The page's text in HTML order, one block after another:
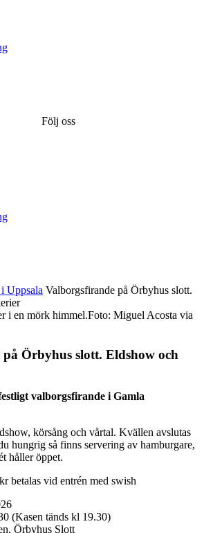
Följ oss
Uppsala Valborgsfirande på Örbyhus slott.
Foto: Miguel Acosta via
Örbyhus slott. Eldshow och
valborgsfirande i Gamla
körsång och vårtal. Kvällen avslutas
hungrig så finns servering av hamburgare,
håller öppet.
betalas vid entrén med swish
(Kasen tänds kl 19.30)
Örbyhus Slott